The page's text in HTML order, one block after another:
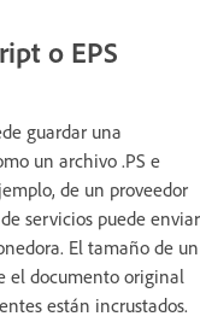
o EPS
guardar una
un archivo .PS e
de un proveedor
servicios puede enviar
El tamaño de un
el documento original
están incrustados.